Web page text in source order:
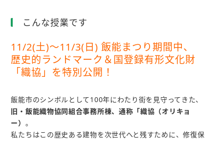
こんな授業です
11/2(土)～11/3(日) 飯能まつり期間中、
歴史的ランドマーク＆国登録有形文化財
「織協」を特別公開！
飯能市のシンボルとして100年にわたり街を見守ってきた、
旧・飯能織物協同組合事務所棟、通称「織協（オリキョ
ー） 。
私たちはこの歴史ある建物を次世代へと残すために、修復保